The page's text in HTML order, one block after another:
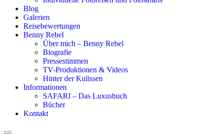
Blog
Galerien
Reisebewertungen
Benny Rebel
Über mich – Benny Rebel
Biografie
Pressestimmen
TV-Produktionen & Videos
Hinter der Kulissen
Informationen
SAFARI – Das Luxusbuch
Bücher
Kontakt